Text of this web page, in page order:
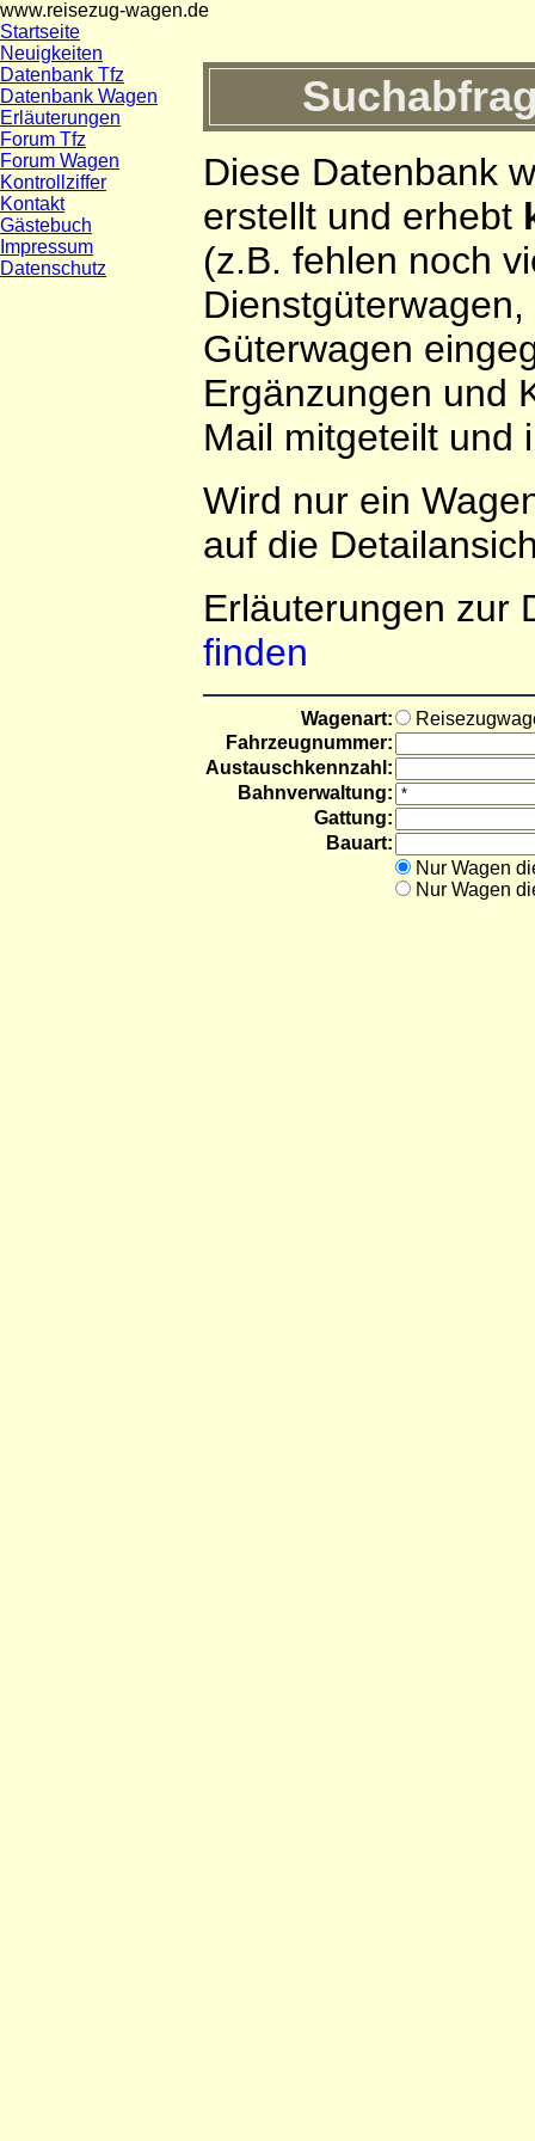
www.reisezug-wagen.de
Startseite
Neuigkeiten
Datenbank Tfz
Datenbank Wagen
Erläuterungen
Forum Tfz
Forum Wagen
Kontrollziffer
Kontakt
Gästebuch
Impressum
Datenschutz
Diese Datenbank
erstellt und erhebt
(z.B. fehlen noch
Güterwagen
Ergänzungen und
Mail mitgeteilt und
Wird nur ein
auf die
Erläuterungen zur
finden
Wagenart:
Fahrzeugnummer:
Austauschkennzahl:
Bahnverwaltung:
Gattung:
Bauart:
Nur Wagen
Nur Wagen